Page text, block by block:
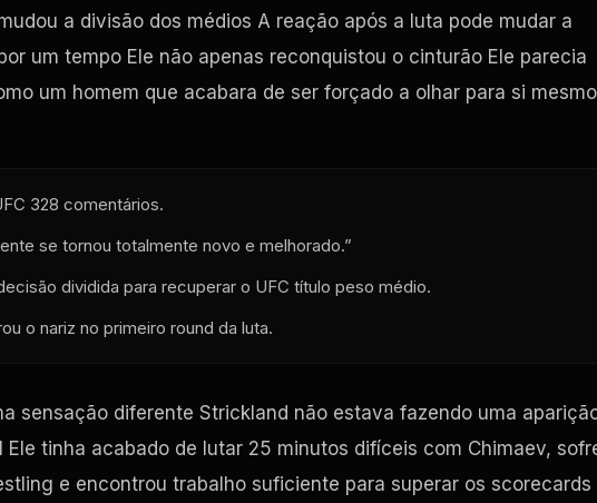
a divisão dos médios A reação após a luta pode mudar a
um tempo Ele não apenas reconquistou o cinturão Ele parecia
um homem que acabara de ser forçado a olhar para si mesmo
328 comentários.
se tornou totalmente novo e melhorado.”
dividida para recuperar o UFC título peso médio.
o nariz no primeiro round da luta.
sensação diferente Strickland não estava fazendo uma
tinha acabado de lutar 25 minutos difíceis com Chimaev,
e encontrou trabalho suficiente para superar os scorecards